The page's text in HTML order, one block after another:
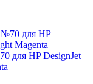
для HP DesignJet